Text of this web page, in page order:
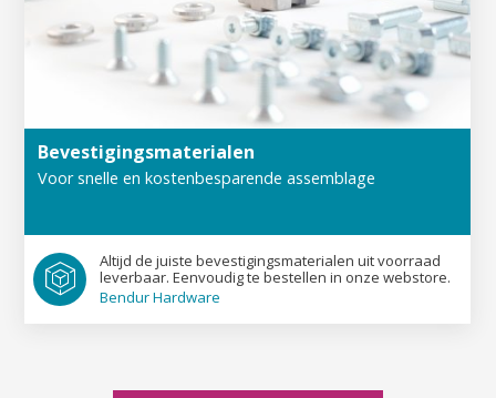
Bevestigings­materialen
Voor snelle en kosten­besparende assemblage
Altijd de juiste bevestigings­materialen uit voorraad
leverbaar. Eenvoudig te bestellen in onze webstore.
Bendur Hardware